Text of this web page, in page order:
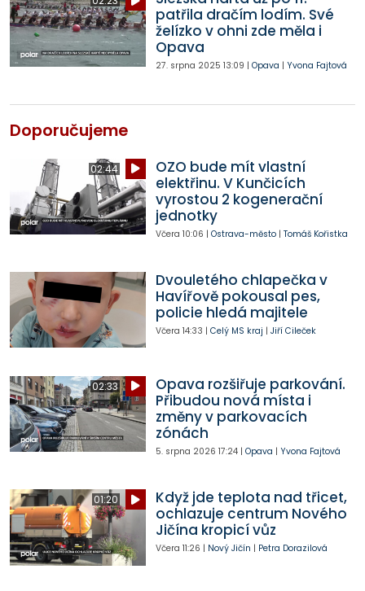
patřila dračím lodím. Své
želízko v ohni zde měla i
Opava
27. srpna 2025 13:09 | Opava | Yvona Fajtová
Doporučujeme
02:44
OZO bude mít vlastní
elektřinu. V Kunčicích
vyrostou 2 kogenerační
jednotky
Včera 10:06 | Ostrava-město| Tomáš Kořistka
Dvouletého chlapečka v
Havířově pokousal pes,
policie hledá majitele
Včera 14:33 | Celý MS kraj | Jiří Cileček
02:33
Opava rozšiřuje parkování.
Přibudou nová místa i
změny v parkovacích
zónách
5. srpna 2026 17:24| Opava | Yvona Fajtová
01:20
Když jde teplota nad třicet,
ochlazuje centrum Nového
Jičína kropicí vůz
Včera 11:26 | Nový Jičín | Petra Dorazilová